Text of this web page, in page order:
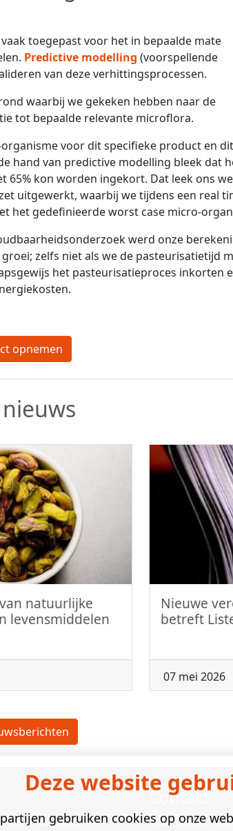
toegepast voor het in bepaalde mate
Predictive modelling (voorspellende
van deze verhittingsprocessen.
waarbij we gekeken hebben naar de
tot bepaalde relevante microflora.
voor dit specifieke product en dit
hand van predictive modelling bleek dat
kon worden ingekort. Dat leek ons
uitgewerkt, waarbij we tijdens een real
het gedefinieerde worst case micro-
werd onze
zelfs niet als we de pasteurisatietijd
het pasteurisatieproces inkorten
opnemen
natuurlijke
levensmiddelen
Nieuwe
betreft
07 mei 2026
Contact
Smartfood
Deze website
gebruiken cookies op onze